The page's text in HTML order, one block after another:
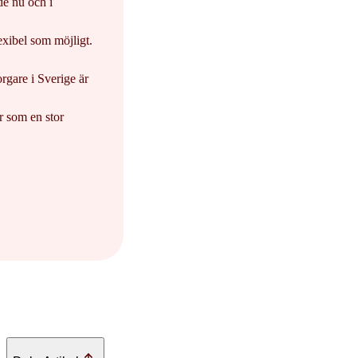
som möjligt.
i Sverige är
som en stor